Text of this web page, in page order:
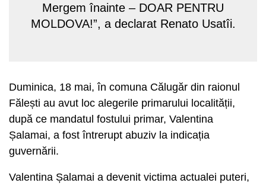
Mergem înainte – DOAR PENTRU
MOLDOVA!”, a declarat Renato Usatîi.
Duminica, 18 mai, în comuna Călugăr din raionul
Fălești au avut loc alegerile primarului localității,
după ce mandatul fostului primar, Valentina
Șalamai, a fost întrerupt abuziv la indicația
guvernării.
Valentina Șalamai a devenit victima actualei puteri,